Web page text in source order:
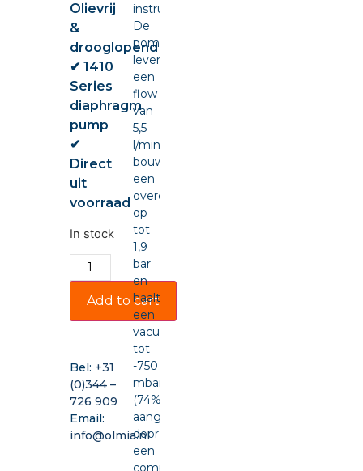
Olievrij
&
drooglopend
✔ 1410
Series
diaphragm
pump
✔
Direct
uit
voorraad
In stock
Add to cart
Bel: +31
(0)344 –
726 909
Email:
info@olmia.nl
instrumentintegratie.
De
pomp
levert
een
flow
van
5,5
l/min,
bouwt
een
overdruk
op
tot
1,9
bar
en
haalt
een
vacuüm
tot
-750
mbar
(74%),
aangedreven
door
een
compacte